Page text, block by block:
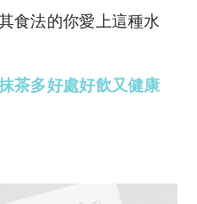
食法的你愛上這種水
茶多好處好飲又健康